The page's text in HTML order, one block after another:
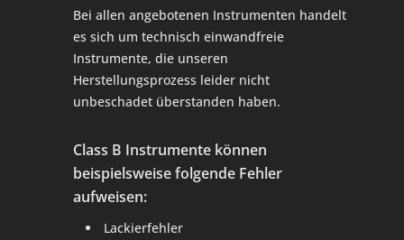
Bei allen angebotenen Instrumenten handelt
es sich um technisch einwandfreie
Instrumente, die unseren
Herstellungsprozess leider nicht
unbeschadet überstanden haben.
Class B Instrumente können
beispielsweise folgende Fehler
aufweisen:
Lackierfehler